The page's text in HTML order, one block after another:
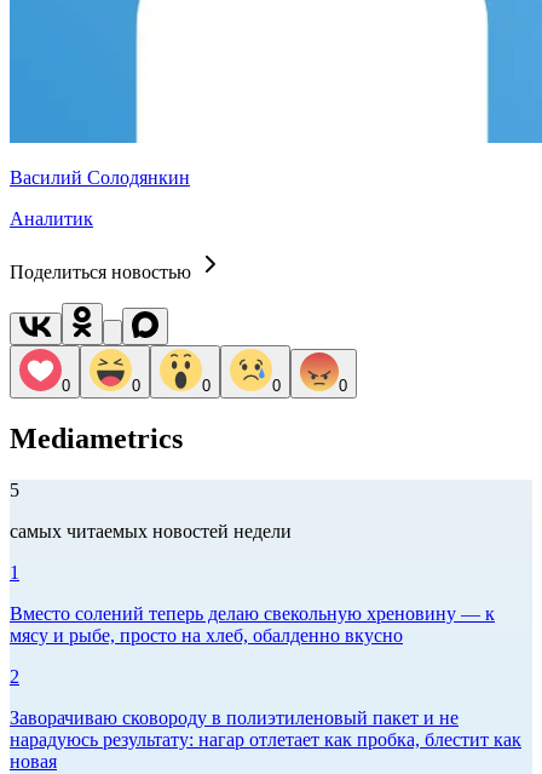
Василий Солодянкин
Аналитик
Поделиться новостью
0 0 0 0 0
Mediametrics
5
самых читаемых новостей недели
1
Вместо солений теперь делаю свекольную хреновину — к
мясу и рыбе, просто на хлеб, обалденно вкусно
2
Заворачиваю сковороду в полиэтиленовый пакет и не
нарадуюсь результату: нагар отлетает как пробка, блестит как
новая